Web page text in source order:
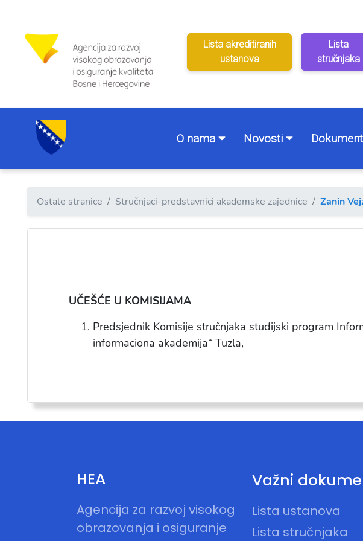
Lista akreditiranih
ustanova
Lista
stručnjaka
O nama Novosti
Ostale stranice Stručnjaci-predstavnici akademske zajednice Zanin
UČEŠĆE U KOMISIJAMA
Predsjednik Komisije stručnjaka studijski program
informaciona akademija“ Tuzla,
HEA
Agencija za razvoj visokog
obrazovanja i osiguranje
Važni
Lista ustanova
Lista stručnjaka